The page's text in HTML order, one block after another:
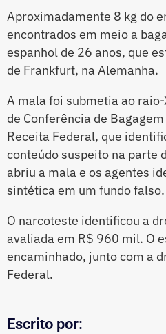
Aproximadamente 8 kg do
encontrados em meio a
espanhol de 26 anos, que
de Frankfurt, na Alemanha.
A mala foi submetia ao
de Conferência de
Receita Federal, que
conteúdo suspeito na parte
abriu a mala e os agentes
sintética em um fundo falso.
O narcoteste identificou a
avaliada em R$ 960 mil. O
encaminhado, junto com a
Federal.
Escrito por: